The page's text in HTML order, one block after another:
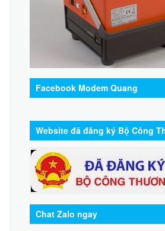
Facebook Modem Quang
Website đã đăng ký Bộ Công
Chat Zalo ngay